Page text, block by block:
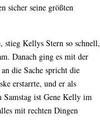
sicher seine größten
stieg Kellys Stern so schnell,
Danach ging es mit der
die Sache spricht die
erstarrte, und er als
Samstag ist Gene Kelly im
mit rechten Dingen